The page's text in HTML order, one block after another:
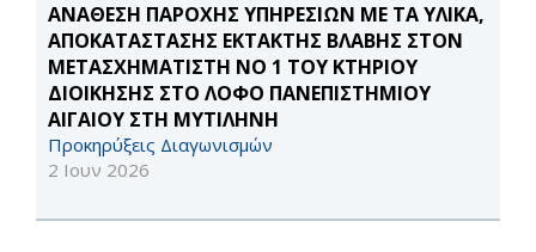
ΑΝΑΘΕΣΗ ΠΑΡΟΧΗΣ ΥΠΗΡΕΣΙΩΝ ΜΕ ΤΑ ΥΛΙΚΑ,
ΑΠΟΚΑΤΑΣΤΑΣΗΣ ΕΚΤΑΚΤΗΣ ΒΛΑΒΗΣ ΣΤΟΝ
ΜΕΤΑΣΧΗΜΑΤΙΣΤΗ ΝΟ 1 ΤΟΥ ΚΤΗΡΙΟΥ
ΔΙΟΙΚΗΣΗΣ ΣΤΟ ΛΟΦΟ ΠΑΝΕΠΙΣΤΗΜΙΟΥ
ΑΙΓΑΙΟΥ ΣΤΗ ΜΥΤΙΛΗΝΗ
Προκηρύξεις Διαγωνισμών
2 Ιουν 2026